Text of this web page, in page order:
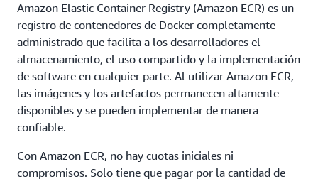
Amazon Elastic Container Registry (Amazon ECR) es un
registro de contenedores de Docker completamente
administrado que facilita a los desarrolladores el
almacenamiento, el uso compartido y la implementación
de software en cualquier parte. Al utilizar Amazon ECR,
las imágenes y los artefactos permanecen altamente
disponibles y se pueden implementar de manera
confiable.
Con Amazon ECR, no hay cuotas iniciales ni
compromisos. Solo tiene que pagar por la cantidad de